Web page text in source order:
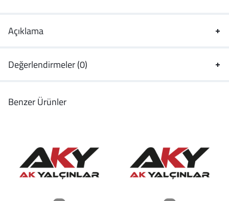
Açıklama
Değerlendirmeler (0)
Benzer Ürünler